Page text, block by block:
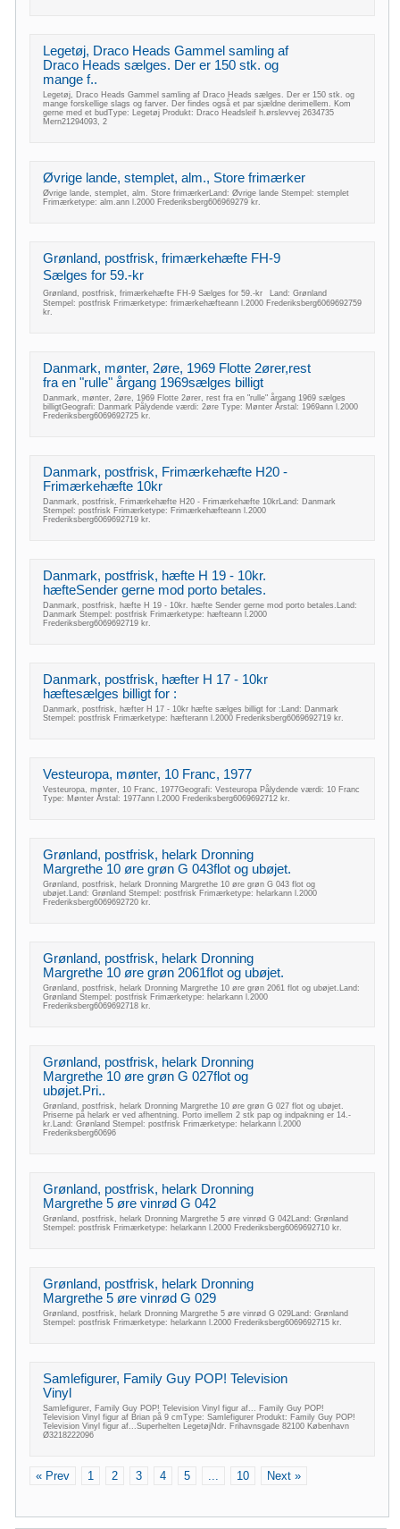
Legetøj, Draco Heads Gammel samling af
Draco Heads sælges. Der er 150 stk. og
mange f..
Legetøj, Draco Heads Gammel samling af Draco Heads sælges. Der er 150 stk. og
mange forskellige slags og farver. Der findes også et par sjældne derimellem. Kom
gerne med et budType: Legetøj Produkt: Draco Headsleif h.ørslevvej 2634735
Mern21294093, 2
Øvrige lande, stemplet, alm., Store frimærker
Øvrige lande, stemplet, alm. Store frimærkerLand: Øvrige lande Stempel: stemplet
Frimærketype: alm.ann l.2000 Frederiksberg606969279 kr.
Grønland, postfrisk, frimærkehæfte FH-9
Sælges for 59.-kr
Grønland, postfrisk, frimærkehæfte FH-9 Sælges for 59.-kr Land: Grønland
Stempel: postfrisk Frimærketype: frimærkehæfteann l.2000 Frederiksberg6069692759
kr.
Danmark, mønter, 2øre, 1969 Flotte 2ører,rest
fra en "rulle" årgang 1969sælges billigt
Danmark, mønter, 2øre, 1969 Flotte 2ører, rest fra en "rulle" årgang 1969 sælges
billigtGeografi: Danmark Pålydende værdi: 2øre Type: Mønter Årstal: 1969ann l.2000
Frederiksberg6069692725 kr.
Danmark, postfrisk, Frimærkehæfte H20 -
Frimærkehæfte 10kr
Danmark, postfrisk, Frimærkehæfte H20 - Frimærkehæfte 10krLand: Danmark
Stempel: postfrisk Frimærketype: Frimærkehæfteann l.2000
Frederiksberg6069692719 kr.
Danmark, postfrisk, hæfte H 19 - 10kr.
hæfteSender gerne mod porto betales.
Danmark, postfrisk, hæfte H 19 - 10kr. hæfte Sender gerne mod porto betales.Land:
Danmark Stempel: postfrisk Frimærketype: hæfteann l.2000
Frederiksberg6069692719 kr.
Danmark, postfrisk, hæfter H 17 - 10kr
hæftesælges billigt for :
Danmark, postfrisk, hæfter H 17 - 10kr hæfte sælges billigt for :Land: Danmark
Stempel: postfrisk Frimærketype: hæfterann l.2000 Frederiksberg6069692719 kr.
Vesteuropa, mønter, 10 Franc, 1977
Vesteuropa, mønter, 10 Franc, 1977Geografi: Vesteuropa Pålydende værdi: 10 Franc
Type: Mønter Årstal: 1977ann l.2000 Frederiksberg6069692712 kr.
Grønland, postfrisk, helark Dronning
Margrethe 10 øre grøn G 043flot og ubøjet.
Grønland, postfrisk, helark Dronning Margrethe 10 øre grøn G 043 flot og
ubøjet.Land: Grønland Stempel: postfrisk Frimærketype: helarkann l.2000
Frederiksberg6069692720 kr.
Grønland, postfrisk, helark Dronning
Margrethe 10 øre grøn 2061flot og ubøjet.
Grønland, postfrisk, helark Dronning Margrethe 10 øre grøn 2061 flot og ubøjet.Land:
Grønland Stempel: postfrisk Frimærketype: helarkann l.2000
Frederiksberg6069692718 kr.
Grønland, postfrisk, helark Dronning
Margrethe 10 øre grøn G 027flot og
ubøjet.Pri..
Grønland, postfrisk, helark Dronning Margrethe 10 øre grøn G 027 flot og ubøjet.
Priserne på helark er ved afhentning. Porto imellem 2 stk pap og indpakning er 14.-
kr.Land: Grønland Stempel: postfrisk Frimærketype: helarkann l.2000
Frederiksberg60696
Grønland, postfrisk, helark Dronning
Margrethe 5 øre vinrød G 042
Grønland, postfrisk, helark Dronning Margrethe 5 øre vinrød G 042Land: Grønland
Stempel: postfrisk Frimærketype: helarkann l.2000 Frederiksberg6069692710 kr.
Grønland, postfrisk, helark Dronning
Margrethe 5 øre vinrød G 029
Grønland, postfrisk, helark Dronning Margrethe 5 øre vinrød G 029Land: Grønland
Stempel: postfrisk Frimærketype: helarkann l.2000 Frederiksberg6069692715 kr.
Samlefigurer, Family Guy POP! Television
Vinyl
Samlefigurer, Family Guy POP! Television Vinyl figur af... Family Guy POP!
Television Vinyl figur af Brian på 9 cmType: Samlefigurer Produkt: Family Guy POP!
Television Vinyl figur af...Superhelten LegetøjNdr. Frihavnsgade 82100 København
Ø3218222096
« Prev 1 2 3 4 5 ... 10 Next »